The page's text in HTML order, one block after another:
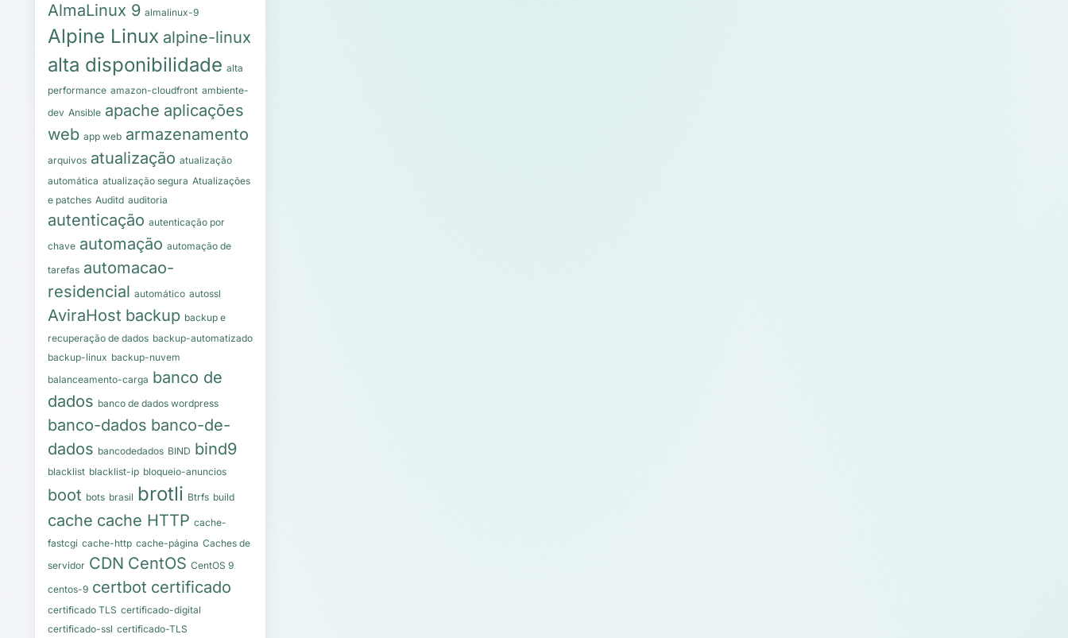
AlmaLinux 9 almalinux-9
Alpine Linux alpine-linux
alta disponibilidade alta
performance amazon-cloudfront ambiente-
dev Ansible apache aplicações
web app web armazenamento
arquivos atualização atualização
automática atualização segura Atualizações
e patches Auditd auditoria
autenticação autenticação por
chave automação automação de
tarefas automacao-
residencial automático autossl
AviraHost backup backup e
recuperação de dados backup-automatizado
backup-linux backup-nuvem
balanceamento-carga banco de
dados banco de dados wordpress
banco-dados banco-de-
dados bancodedados BIND bind9
blacklist blacklist-ip bloqueio-anuncios
boot bots brasil brotli Btrfs build
cache cache HTTP cache-
fastcgi cache-http cache-página Caches de
servidor CDN CentOS CentOS 9
centos-9 certbot certificado
certificado TLS certificado-digital
certificado-ssl certificado-TLS